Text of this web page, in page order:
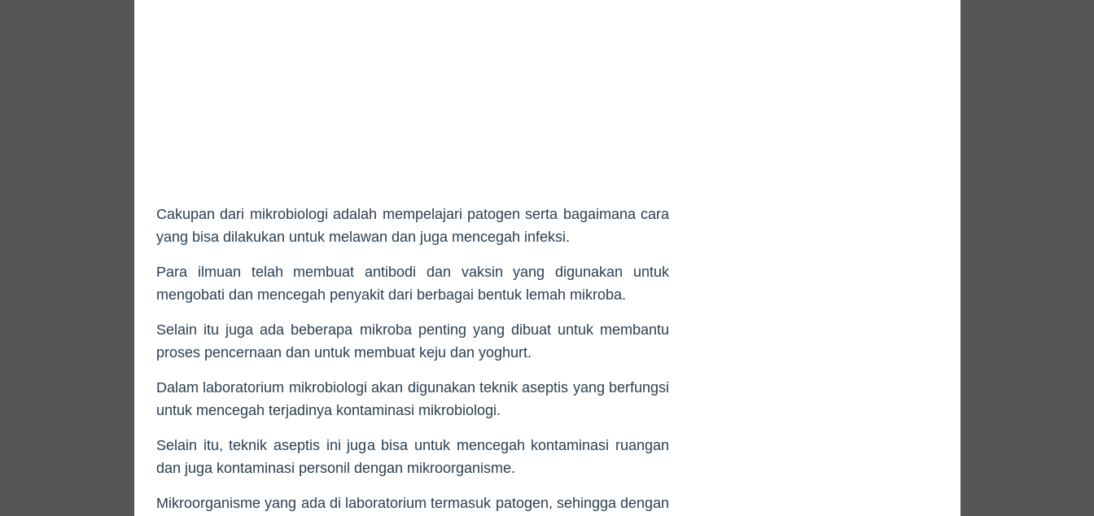
Cakupan dari mikrobiologi adalah mempelajari patogen serta bagaimana cara
yang bisa dilakukan untuk melawan dan juga mencegah infeksi.
Para ilmuan telah membuat antibodi dan vaksin yang digunakan untuk
mengobati dan mencegah penyakit dari berbagai bentuk lemah mikroba.
Selain itu juga ada beberapa mikroba penting yang dibuat untuk membantu
proses pencernaan dan untuk membuat keju dan yoghurt.
Dalam laboratorium mikrobiologi akan digunakan teknik aseptis yang berfungsi
untuk mencegah terjadinya kontaminasi mikrobiologi.
Selain itu, teknik aseptis ini juga bisa untuk mencegah kontaminasi ruangan
dan juga kontaminasi personil dengan mikroorganisme.
Mikroorganisme yang ada di laboratorium termasuk patogen, sehingga dengan